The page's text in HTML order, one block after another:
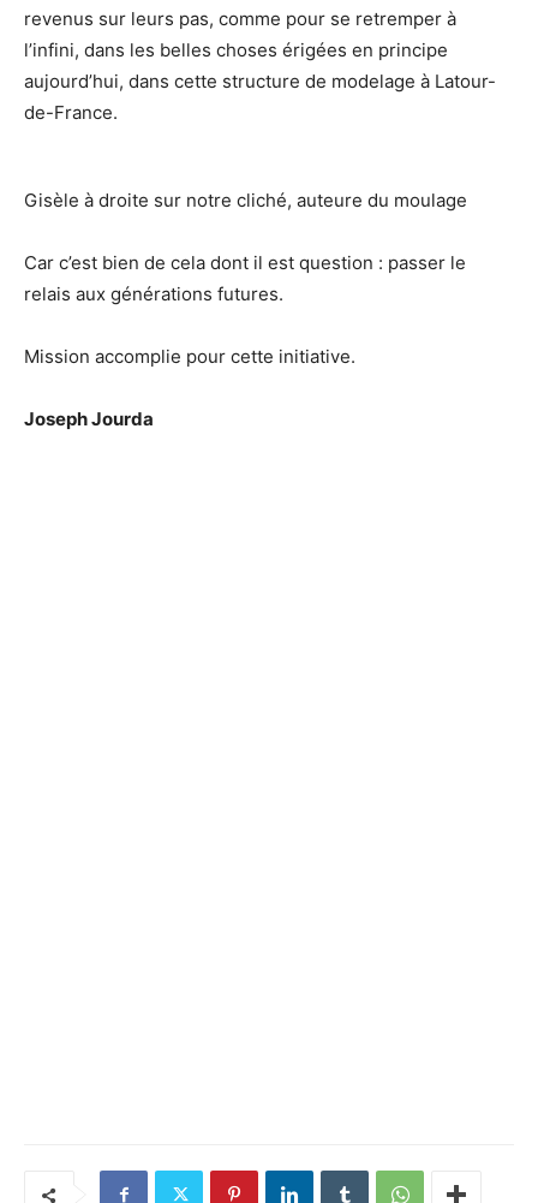
revenus sur leurs pas, comme pour se retremper à
l’infini, dans les belles choses érigées en principe
aujourd’hui, dans cette structure de modelage à Latour-
de-France.
Gisèle à droite sur notre cliché, auteure du moulage
Car c’est bien de cela dont il est question : passer le
relais aux générations futures.
Mission accomplie pour cette initiative.
Joseph Jourda